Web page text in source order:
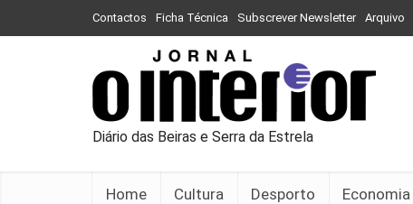
Contactos Ficha Técnica Subscrever Newsletter Arquivo
Diário das Beiras e Serra da Estrela
Home Cultura Desporto Economia